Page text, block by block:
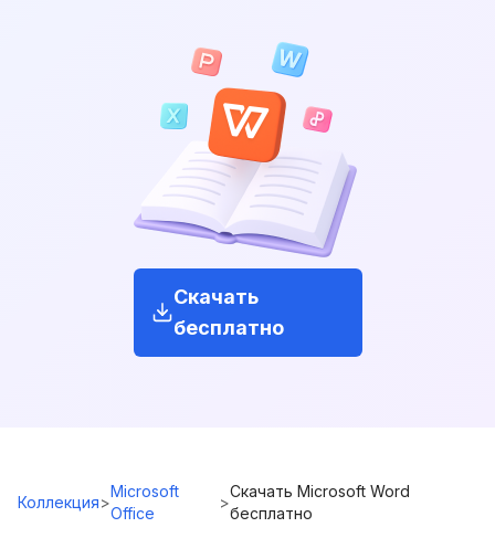
Скачать
бесплатно
Коллекция>
Microsoft
Office
>
Скачать Microsoft Word
бесплатно